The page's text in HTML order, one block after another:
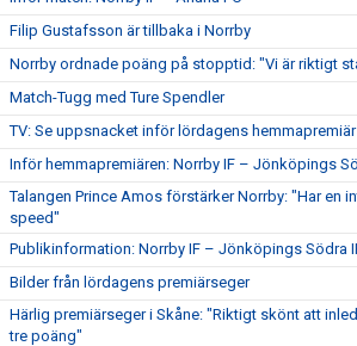
Filip Gustafsson är tillbaka i Norrby
Norrby ordnade poäng på stopptid: "Vi är riktigt
Match-Tugg med Ture Spendler
TV: Se uppsnacket inför lördagens hemmapremiär
Inför hemmapremiären: Norrby IF – Jönköpings
Talangen Prince Amos förstärker Norrby: "Har en
speed"
Publikinformation: Norrby IF – Jönköpings Södra
Bilder från lördagens premiärseger
Härlig premiärseger i Skåne: "Riktigt skönt att
tre poäng"